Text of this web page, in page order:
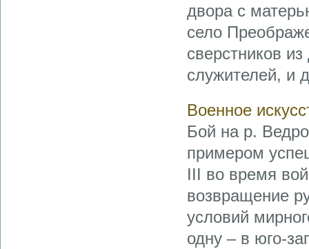
двора с
село
сверстников
служителей, и
Военное
Бой на р.
примером
III во время
возвращение
условий
одну – в юго-